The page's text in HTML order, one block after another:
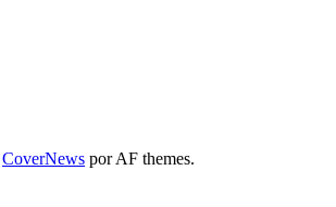
CoverNews por AF themes.